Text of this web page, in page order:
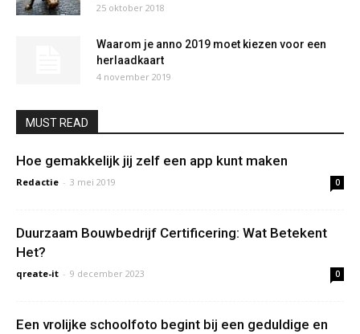
25 oktober 2018
Waarom je anno 2019 moet kiezen voor een
herlaadkaart
4 november 2019
MUST READ
Hoe gemakkelijk jij zelf een app kunt maken
Redactie - 3 mei 2019 0
Duurzaam Bouwbedrijf Certificering: Wat Betekent
Het?
qreate-it - 9 december 2023 0
Een vrolijke schoolfoto begint bij een geduldige en